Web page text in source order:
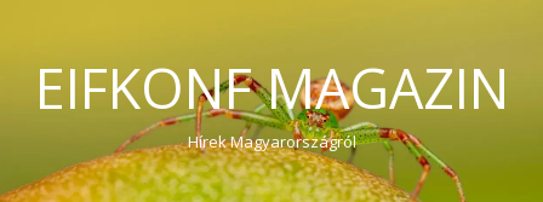
EIFKONF MAGAZIN
Hírek Magyarországról